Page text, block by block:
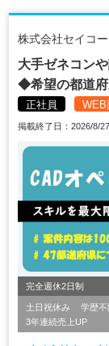
株式会社セイコ
大手ゼネコン
◆希望の都道府
正社員 WEB
掲載終了日：2026/8/27
完全週休2日制
土日祝休み 学歴不
3年連続売上UP